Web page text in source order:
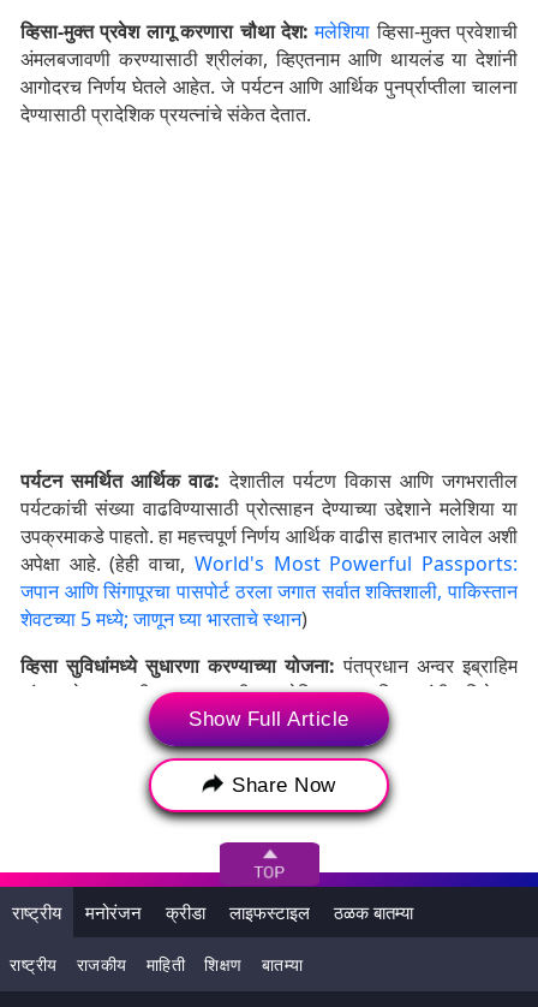
व्हिसा-मुक्त प्रवेश लागू करणारा चौथा देश: मलेशियाव्हिसा-मुक्त प्रवेशाची
अंमलबजावणी करण्यासाठी श्रीलंका, व्हिएतनाम आणि थायलंड या देशांनी
आगोदरच निर्णय घेतले आहेत. जे पर्यटन आणि आर्थिक पुनर्प्राप्तीला चालना
देण्यासाठी प्रादेशिक प्रयत्नांचे संकेत देतात.
पर्यटन समर्थित आर्थिक वाढ: देशातील पर्यटण विकास आणि जगभरातील
पर्यटकांची संख्या वाढविण्यासाठी प्रोत्साहन देण्याच्या उद्देशाने मलेशिया या
उपक्रमाकडे पाहतो. हा महत्त्वपूर्ण निर्णय आर्थिक वाढीस हातभार लावेल अशी
अपेक्षा आहे. (हेही वाचा, World's Most Powerful Passports:
जपान आणि सिंगापूरचा पासपोर्ट ठरला जगात सर्वात शक्तिशाली, पाकिस्तान
शेवटच्या 5 मध्ये; जाणून घ्या भारताचे स्थान)
व्हिसा सुविधांमध्ये सुधारणा करण्याच्या योजना: पंतप्रधान अन्वर इब्राहिम
यांच्या नेतृत्वाखालील सरकारमधील मलेशियाच्या अधिकाऱ्यांनी, विशेषत:
भारत आणि चीनमधील पर्यटक आणि गुंतवणूकदारांना आकर्षित करण्यावर
विशेष लक्ष केंद्रित करून, आगामी वर्षात व्हिसा सुविधा वाढवण्याच्या योजना
जाहीर केल्या होत्या.
Show Full Article
Share Now
राष्ट्रीय मनोरंजन क्रीडा लाइफस्टाइल ठळक बातम्या
राष्ट्रीय राजकीय माहिती शिक्षण बातम्या